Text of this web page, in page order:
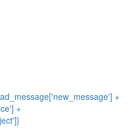
+
+